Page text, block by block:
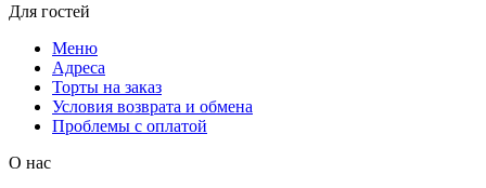
Для гостей
Меню
Адреса
Торты на заказ
Условия возврата и обмена
Проблемы с оплатой
О нас